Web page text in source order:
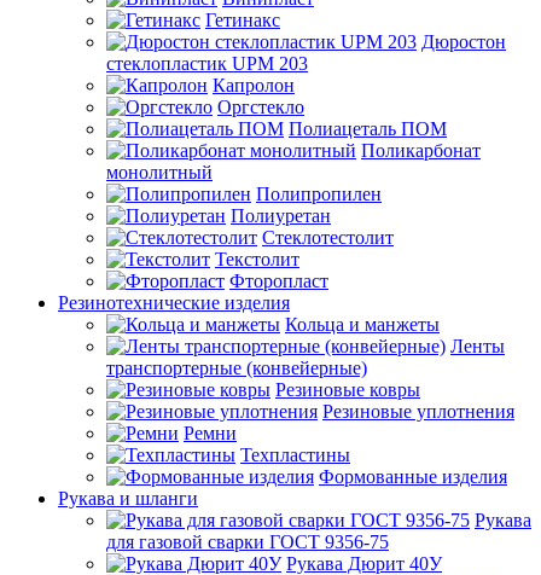
Гетинакс
Дюростон
стеклопластик UPM 203
Капролон
Оргстекло
Полиацеталь ПОМ
Поликарбонат
монолитный
Полипропилен
Полиуретан
Стеклотестолит
Текстолит
Фторопласт
Резинотехнические изделия
Кольца и манжеты
Ленты
транспортерные (конвейерные)
Резиновые ковры
Резиновые уплотнения
Ремни
Техпластины
Формованные изделия
Рукава и шланги
Рукава
для газовой сварки ГОСТ 9356-75
Рукава Дюрит 40У